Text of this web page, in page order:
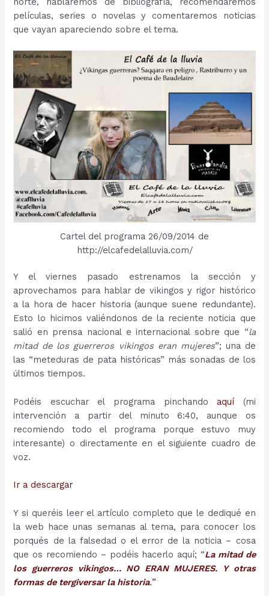
películas, series o novelas y comentaremos noticias
que vayan apareciendo sobre el tema.
Cartel del programa 26/09/2014 de
http://elcafedelalluvia.com/
Y el viernes pasado estrenamos la sección y
aprovechamos para hablar de vikingos y rigor histórico
a la hora de hacer historia (aunque suene redundante).
Esto lo hicimos valiéndonos de la reciente noticia que
salió en prensa nacional e internacional sobre que “la
mitad de los guerreros vikingos eran mujeres”; una de
las “meteduras de pata históricas” más sonadas de los
últimos tiempos.
Podéis escuchar el programa pinchando aquí (mi
intervención a partir del minuto 6:40, aunque os
recomiendo todo el programa porque estuvo muy
interesante) o directamente en el siguiente cuadro de
voz.
Ir a descargar
Y si queréis leer el artículo completo que le dediqué en
la web hace unas semanas al tema, para conocer los
porqués de la falsedad o el error de la noticia – cosa
que os recomiendo – podéis hacerlo aquí; “La mitad de
los guerreros vikingos… NO ERAN MUJERES. Y otras
formas de tergiversar la historia.”